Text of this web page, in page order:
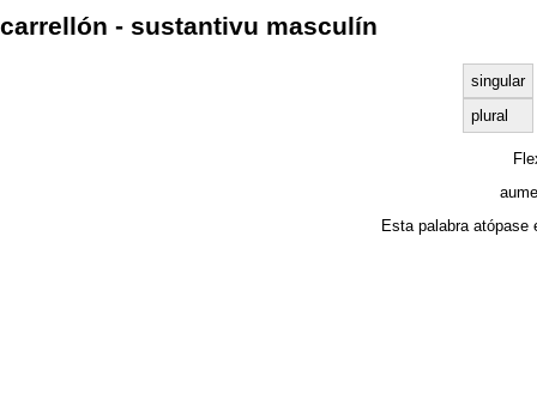
carrellón - sustantivu masculín
singular
plural
Esta palabra atópase